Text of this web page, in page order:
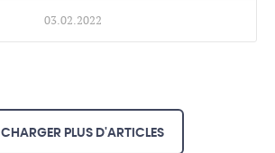
03.02.2022
CHARGER PLUS D'ARTICLES